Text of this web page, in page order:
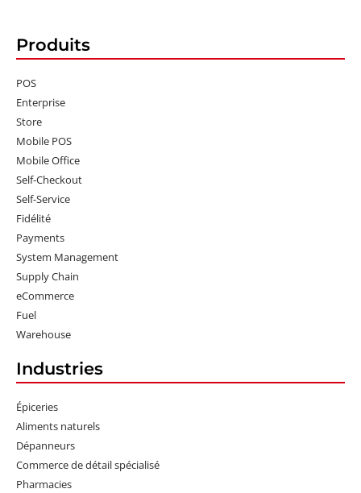
Produits
POS
Enterprise
Store
Mobile POS
Mobile Office
Self-Checkout
Self-Service
Fidélité
Payments
System Management
Supply Chain
eCommerce
Fuel
Warehouse
Industries
Épiceries
Aliments naturels
Dépanneurs
Commerce de détail spécialisé
Pharmacies